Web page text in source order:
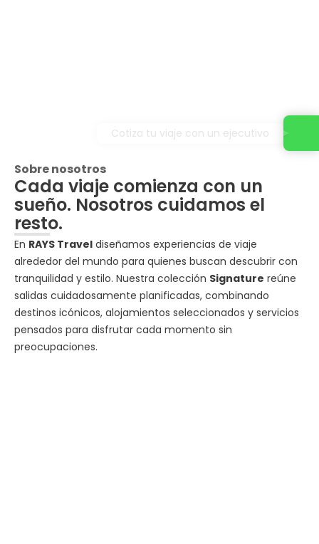
Sobre nosotros
Cada viaje comienza con un
sueño. Nosotros cuidamos el
resto.
En RAYS Travel diseñamos experiencias de viaje
alrededor del mundo para quienes buscan descubrir con
tranquilidad y estilo. Nuestra colección Signature reúne
salidas cuidadosamente planificadas, combinando
destinos icónicos, alojamientos seleccionados y servicios
pensados para disfrutar cada momento sin
preocupaciones.
Cotiza tu viaje con un ejecutivo